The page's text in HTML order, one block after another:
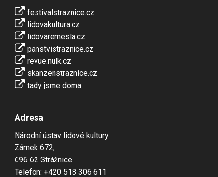
festivalstraznice.cz
lidovakultura.cz
lidovaremesla.cz
panstvistraznice.cz
revue.nulk.cz
skanzenstraznice.cz
tady jsme doma
Adresa
Národní ústav lidové kultury
Zámek 672,
696 62 Strážnice
Telefon: +420 518 306 611